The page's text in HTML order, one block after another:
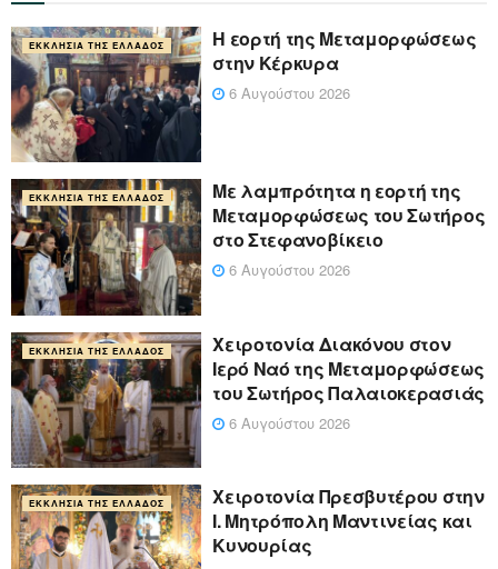
ΕΚΚΛΗΣΊΑ ΤΗΣ ΕΛΛΆΔΟΣ
Η εορτή της Μεταμορφώσεως
στην Κέρκυρα
6 Αυγούστου 2026
ΕΚΚΛΗΣΊΑ ΤΗΣ ΕΛΛΆΔΟΣ
Με λαμπρότητα η εορτή της
Μεταμορφώσεως του Σωτήρος
στο Στεφανοβίκειο
6 Αυγούστου 2026
ΕΚΚΛΗΣΊΑ ΤΗΣ ΕΛΛΆΔΟΣ
Χειροτονία Διακόνου στον
Ιερό Ναό της Μεταμορφώσεως
του Σωτήρος Παλαιοκερασιάς
6 Αυγούστου 2026
ΕΚΚΛΗΣΊΑ ΤΗΣ ΕΛΛΆΔΟΣ
Xειροτονία Πρεσβυτέρου στην
Ι. Μητρόπολη Μαντινείας και
Κυνουρίας